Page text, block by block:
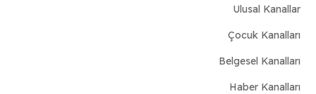
Ulusal Kanallar
Çocuk Kanalları
Belgesel Kanalları
Haber Kanalları